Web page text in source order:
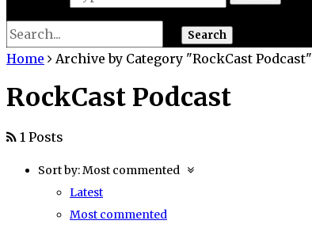
Home Archive by Category "RockCast Podcast"
RockCast Podcast
1 Posts
Sort by:Most commented
Latest
Most commented